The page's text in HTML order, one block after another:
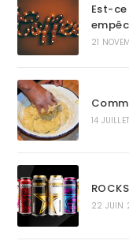
Est-
21
14
22 JUIN